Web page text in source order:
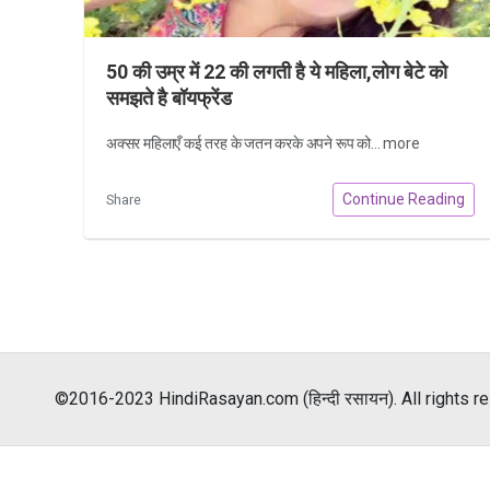
50 की उम्र में 22 की लगती है ये महिला,लोग बेटे को
समझते है बॉयफ्रेंड
अक्सर महिलाएँ कई तरह के जतन करके अपने रूप को...more
Share Continue Reading
©2016-2023 HindiRasayan.com (हिन्दी रसायन). All rights